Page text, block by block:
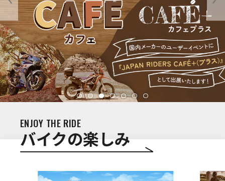
ENJOY THE RIDE
バイクの楽しみ